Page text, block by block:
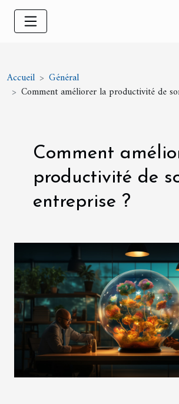
Accueil
Général
Comment améliorer la productivité de
Comment
productivité de
entreprise ?